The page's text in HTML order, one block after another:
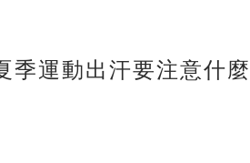
季運動出汗要注意什麼